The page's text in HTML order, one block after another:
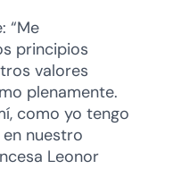
“Me
principios
valores
plenamente.
como yo tengo
nuestro
Leonor